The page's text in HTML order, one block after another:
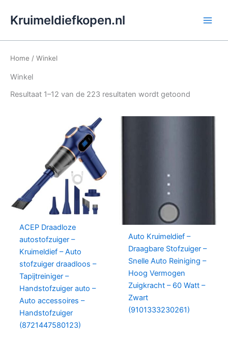
naar
inhoud
Kruimeldiefkopen.nl
Home / Winkel
Winkel
Resultaat 1–12 van de 223 resultaten wordt getoond
ACEP Draadloze
autostofzuiger –
Kruimeldief – Auto
stofzuiger draadloos –
Tapijtreiniger –
Handstofzuiger auto –
Auto accessoires –
Handstofzuiger
(8721447580123)
Auto Kruimeldief –
Draagbare Stofzuiger –
Snelle Auto Reiniging –
Hoog Vermogen
Zuigkracht – 60 Watt –
Zwart
(9101333230261)